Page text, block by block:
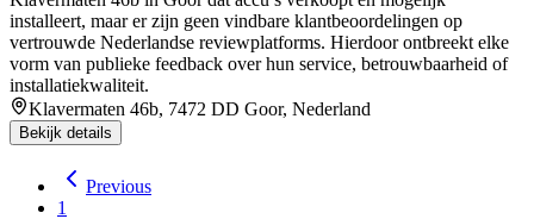
installeert, maar er zijn geen vindbare klantbeoordelingen op
vertrouwde Nederlandse reviewplatforms. Hierdoor ontbreekt elke
vorm van publieke feedback over hun service, betrouwbaarheid of
installatiekwaliteit.
Klavermaten 46b, 7472 DD Goor, Nederland
Bekijk details
Previous
1